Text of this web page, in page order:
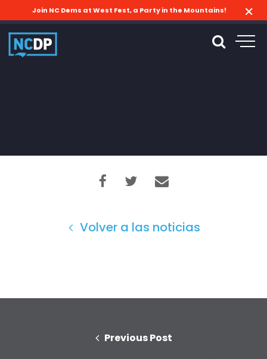
Join NC Dems at West Fest, a Party in the Mountains!
Volver a las noticias
Previous Post